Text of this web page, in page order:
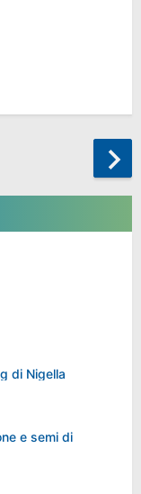
di Nigella
e semi di